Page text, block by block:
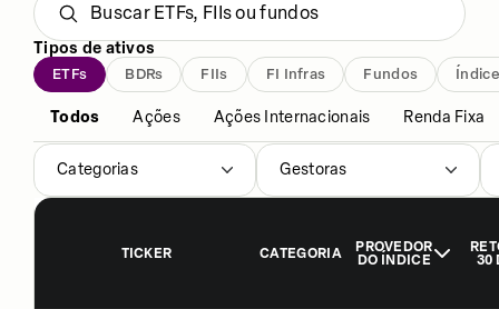
Tipos de ativos
ETFs BDRs FIIs FI Infras Fundos
Todos Ações Ações Internacionais Renda Fixa
Categorias Gestoras
TICKER CATEGORIA
PROVEDOR
DO ÍNDICE
30